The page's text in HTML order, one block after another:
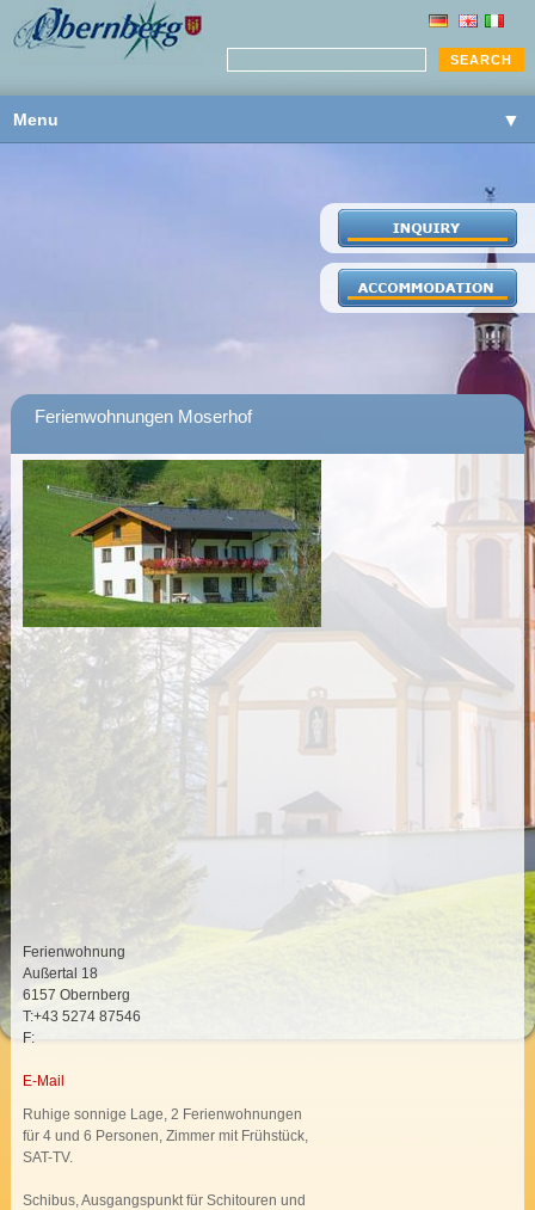
Menu ▼
▼
▼
▼
Ferienwohnungen Moserhof
Ferienwohnung
Außertal 18
6157 Obernberg
T:+43 5274 87546
F:
E-Mail
Ruhige sonnige Lage, 2 Ferienwohnungen
für 4 und 6 Personen, Zimmer mit Frühstück,
SAT-TV.
Schibus, Ausgangspunkt für Schitouren und